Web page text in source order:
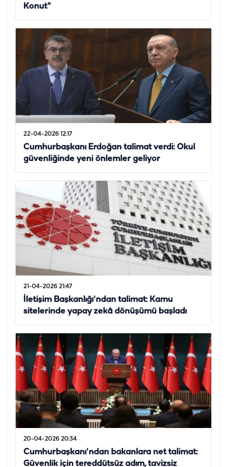
Konut"
22-04-2026 12:17
Cumhurbaşkanı Erdoğan talimat verdi: Okul
güvenliğinde yeni önlemler geliyor
21-04-2026 21:47
İletişim Başkanlığı'ndan talimat: Kamu
sitelerinde yapay zekâ dönüşümü başladı
20-04-2026 20:34
Cumhurbaşkanı'ndan bakanlara net talimat:
Güvenlik için tereddütsüz adım, tavizsiz